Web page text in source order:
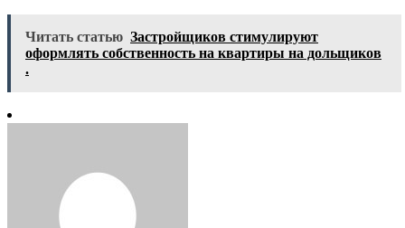
Читать статью Застройщиков стимулируют
оформлять собственность на квартиры на дольщиков
.